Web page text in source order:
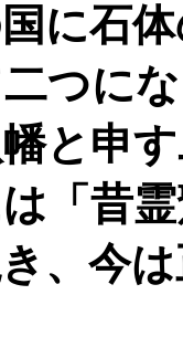
に石
つに
と申
「昔
、今